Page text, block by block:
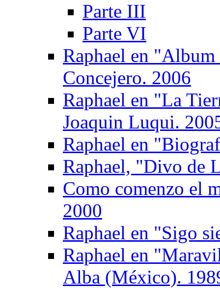
Parte III
Parte VI
Raphael en "Album
Concejero. 2006
Raphael en "La
Joaquin Luqui.
Raphael en
Raphael, "Divo de
Como comenzo el
2000
Raphael en "Sigo
Raphael en
Alba (México).